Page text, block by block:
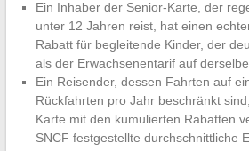
Ein Inhaber der Senior-Karte, der
unter 12 Jahren reist, hat einen
Rabatt für begleitende Kinder, der
als der Erwachsenentarif auf
Ein Reisender, dessen Fahrten auf
Rückfahrten pro Jahr beschränkt
Karte mit den kumulierten Rabatten
SNCF festgestellte durchschnittliche